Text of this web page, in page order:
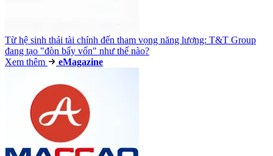
Từ hệ sinh thái tài chính đến tham vọng năng lượng: T&T Group
đang tạo "đòn bẩy vốn" như thế nào?
Xem thêm
eMagazine